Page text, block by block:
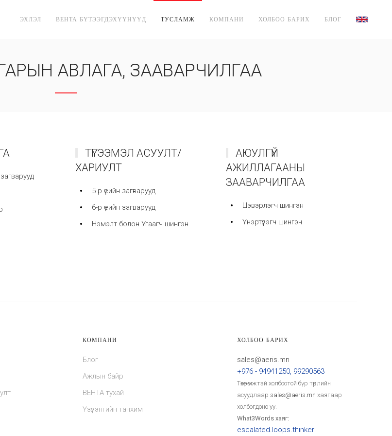
ЭХЛЭЛ ВЕНТА БҮТЭЭГДЭХҮҮНҮҮД ТУСЛАМЖ КОМПАНИ ХОЛБОО БАРИХ БЛОГ
ГАРЫН АВЛАГА, ЗААВАРЧИЛГАА
ТҮГЭЭМЭЛ АСУУЛТ/
ХАРИУЛТ
5-р үеийн загварууд
6-р үеийн загварууд
Нэмэлт болон Угаагч шингэн
АЮУЛГҮЙ
АЖИЛЛАГААНЫ
ЗААВАРЧИЛГАА
Цэвэрлэгч шингэн
Үнэртүүлэгч шингэн
КОМПАНИ
Блог
Ажлын байр
ВЕНТА тухай
Үзүүлэнгийн танхим
ХОЛБОО БАРИХ
sales@aeris.mn
+976 - 94941250, 99290563
Төхөөрөмжтэй холбоотой бүр төрлийн
асуудлаар sales@aeris.mn хаягаар
холбогдоно уу.
What3Words хаяг:
escalated.loops.thinker